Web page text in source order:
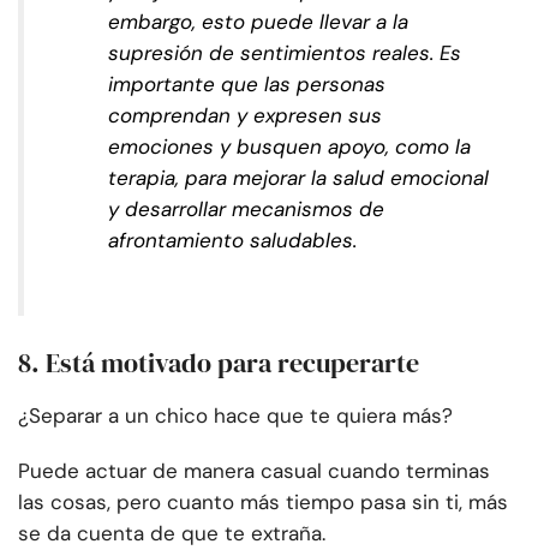
embargo, esto puede llevar a la
supresión de sentimientos reales. Es
importante que las personas
comprendan y expresen sus
emociones y busquen apoyo, como la
terapia, para mejorar la salud emocional
y desarrollar mecanismos de
afrontamiento saludables.
8. Está motivado para recuperarte
¿Separar a un chico hace que te quiera más?
Puede actuar de manera casual cuando terminas
las cosas, pero cuanto más tiempo pasa sin ti, más
se da cuenta de que te extraña.